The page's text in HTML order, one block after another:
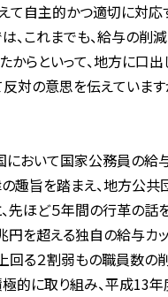
自主的かつ適切に対応
これまでも、給与の削
らといって、地方に口
対の意思を伝えています
おいて国家公務員の
趣旨を踏まえ、地方公
ほど５年間の行革の話
を超える独自の給与カ
回る２割弱もの職員数の
的に取り組み、平成13